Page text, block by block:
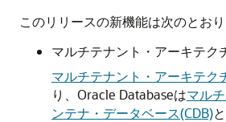
このリリースの新機能は次のとおり
マルチテナント・アーキテク
マルチテナント・アーキテク
り、Oracle Databaseはマル
ンテナ・データベース(CDB)